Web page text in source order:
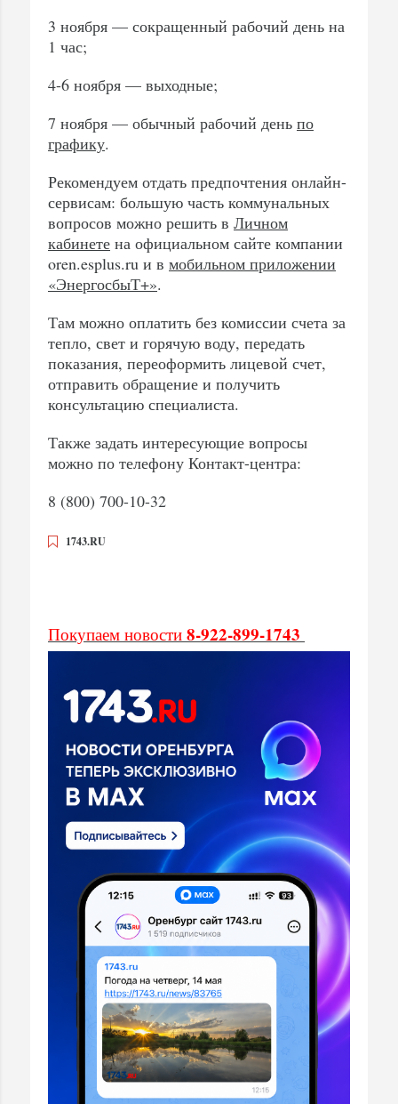
3 ноября — сокращенный рабочий день на
1 час;
4-6 ноября — выходные;
7 ноября — обычный рабочий день по
графику.
Рекомендуем отдать предпочтения онлайн-
сервисам: большую часть коммунальных
вопросов можно решить в Личном
кабинете на официальном сайте компании
oren.esplus.ru и в мобильном приложении
«ЭнергосбыТ+».
Там можно оплатить без комиссии счета за
тепло, свет и горячую воду, передать
показания, переоформить лицевой счет,
отправить обращение и получить
консультацию специалиста.
Также задать интересующие вопросы
можно по телефону Контакт-центра:
8 (800) 700-10-32
1743.RU
Покупаем новости 8-922-899-1743